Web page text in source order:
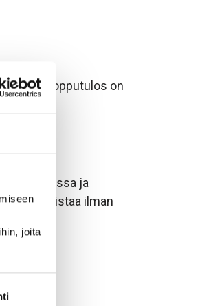
joita
Lopputulos on
louhoksissa ja
varmistaa ilman